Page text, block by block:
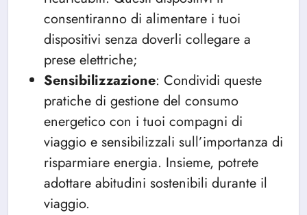
consentiranno di alimentare i tuoi
dispositivi senza doverli collegare a
prese elettriche;
Sensibilizzazione: Condividi queste
pratiche di gestione del consumo
energetico con i tuoi compagni di
viaggio e sensibilizzali sull’importanza di
risparmiare energia. Insieme, potrete
adottare abitudini sostenibili durante il
viaggio.